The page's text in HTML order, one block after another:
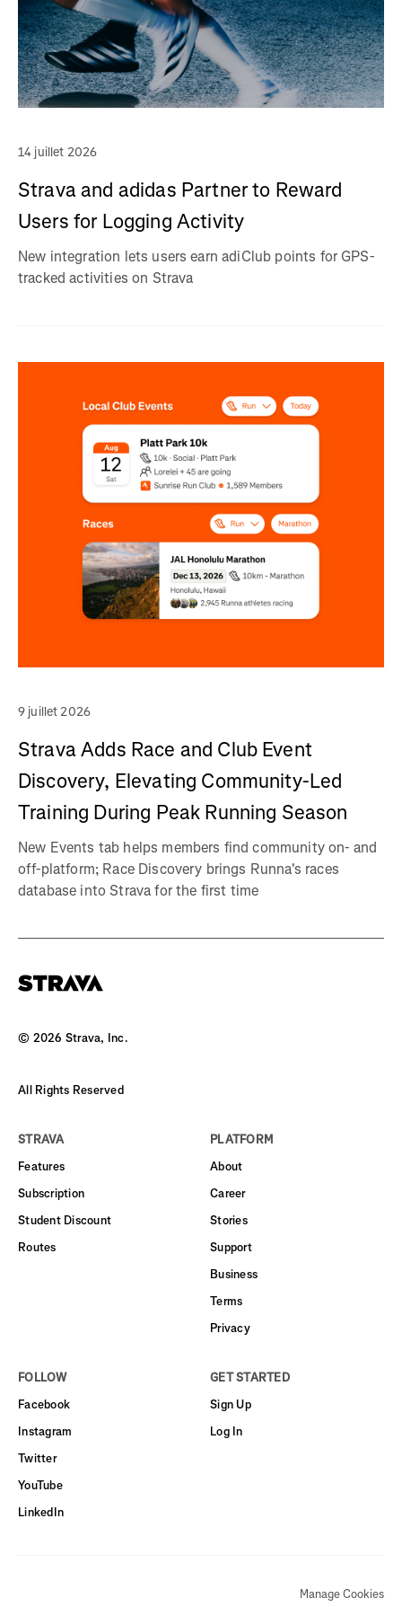
14 juillet 2026
Strava and adidas Partner to Reward
Users for Logging Activity
New integration lets users earn adiClub points for GPS-
tracked activities on Strava
9 juillet 2026
Strava Adds Race and Club Event
Discovery, Elevating Community-Led
Training During Peak Running Season
New Events tab helps members find community on- and
off-platform; Race Discovery brings Runna's races
database into Strava for the first time
© 2026 Strava, Inc.
All Rights Reserved
STRAVA
Features
Subscription
Student Discount
Routes
PLATFORM
About
Career
Stories
Support
Business
Terms
Privacy
FOLLOW
Facebook
Instagram
Twitter
YouTube
LinkedIn
GET STARTED
Sign Up
Log In
Manage Cookies